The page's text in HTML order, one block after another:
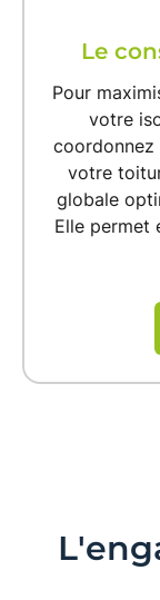
Le
Pour
votre
coordonnez
votre
globale
Elle permet